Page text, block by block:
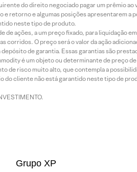
do direito negociado pagar um prêmio
retorno e algumas posições apresentarem a
neste tipo de produto.
ações, a um preço fixado, para liquidação
O preço será o valor da ação
de garantia. Essas garantias são
é um objeto ou determinante de preço
de risco muito alto, que contempla a
cliente não está garantido neste tipo de
Grupo XP